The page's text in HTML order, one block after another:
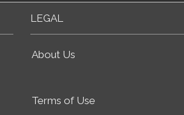
LEGAL
About Us
Terms of Use